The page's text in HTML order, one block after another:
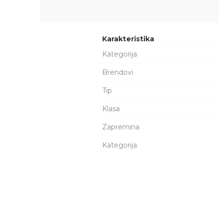
Karakteristika
Kategorija
Brendovi
Tip
Klasa
Zapremina
Kategorija